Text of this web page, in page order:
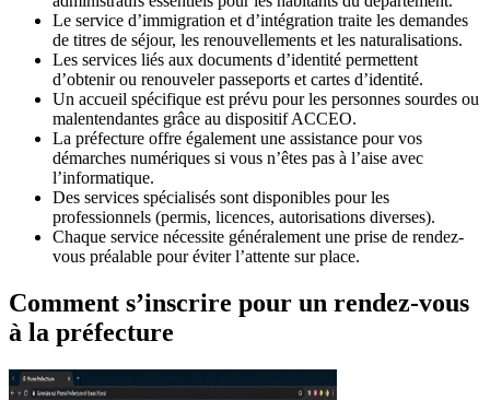
Le service d’immigration et d’intégration traite les demandes
de titres de séjour, les renouvellements et les naturalisations.
Les services liés aux documents d’identité permettent
d’obtenir ou renouveler passeports et cartes d’identité.
Un accueil spécifique est prévu pour les personnes sourdes ou
malentendantes grâce au dispositif ACCEO.
La préfecture offre également une assistance pour vos
démarches numériques si vous n’êtes pas à l’aise avec
l’informatique.
Des services spécialisés sont disponibles pour les
professionnels (permis, licences, autorisations diverses).
Chaque service nécessite généralement une prise de rendez-
vous préalable pour éviter l’attente sur place.
Comment s’inscrire pour un rendez-vous
à la préfecture